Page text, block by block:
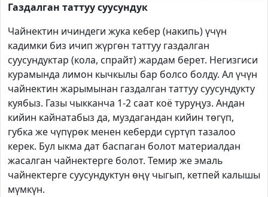
Газдалган таттуу суусундук
Чайнектин ичиндеги жука кебер (накипь) үчүн
кадимки биз ичип жүргөн таттуу газдалган
суусундуктар (кола, спрайт) жардам берет. Негизгиси
курамында лимон кычкылы бар болсо болду. Ал үчүн
чайнектин жарымынан газдалган таттуу суусундукту
куябыз. Газы чыкканча 1-2 саат коё туруңуз. Андан
кийин кайнатабыз да, муздагандан кийин төгүп,
губка же чүпүрөк менен кеберди сүртүп тазалоо
керек. Бул ыкма дат баспаган болот материалдан
жасалган чайнектерге болот. Темир же эмаль
чайнектерге суусундуктун өңү чыгып, кетпей калышы
мүмкүн.